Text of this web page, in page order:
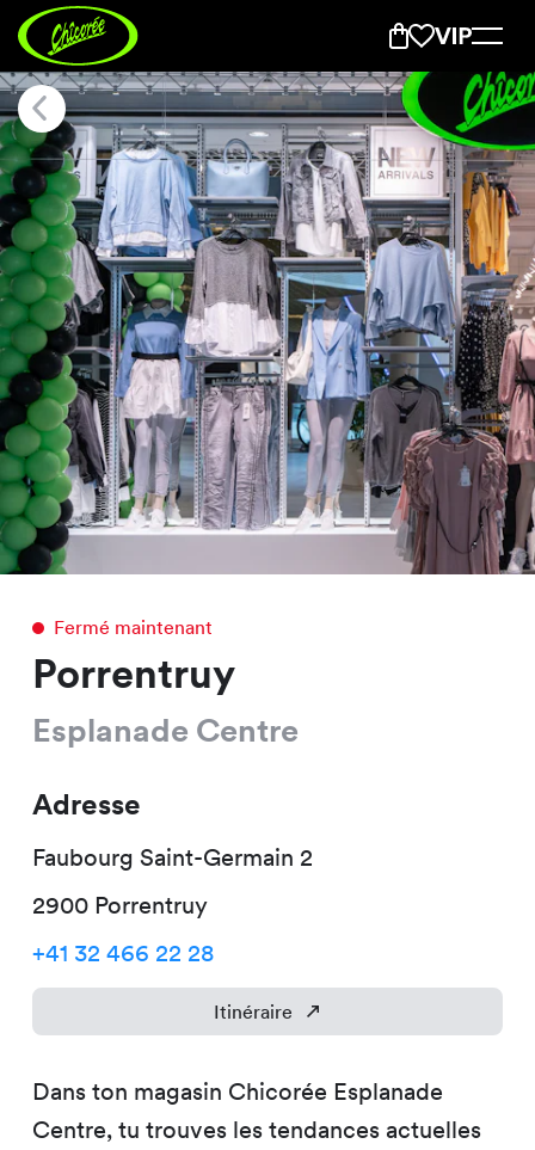
Porrentruy
Fermé maintenant
Porrentruy
Esplanade Centre
Adresse
Faubourg Saint-Germain 2
2900 Porrentruy
+41 32 466 22 28
Itinéraire
Dans ton magasin Chicorée Esplanade
Centre, tu trouves les tendances actuelles